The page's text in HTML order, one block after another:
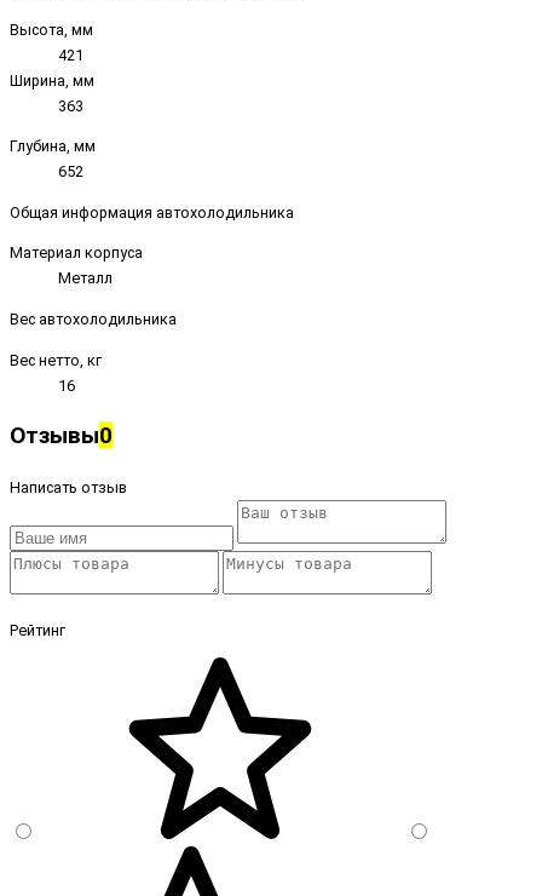
Высота, мм
421
Ширина, мм
363
Глубина, мм
652
Общая информация автохолодильника
Материал корпуса
Металл
Вес автохолодильника
Вес нетто, кг
16
Отзывы0
Написать отзыв
Рейтинг